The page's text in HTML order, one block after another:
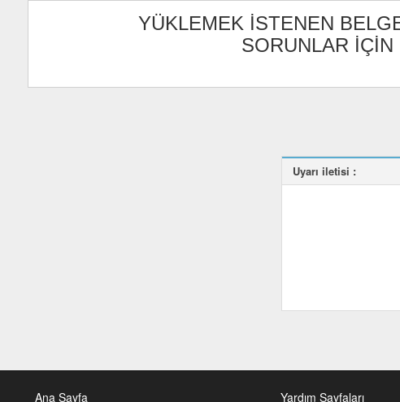
YÜKLEMEK İSTENEN
SORUNLAR İÇİN
Uyarı iletisi :
Ana Sayfa Yardım Sayfaları